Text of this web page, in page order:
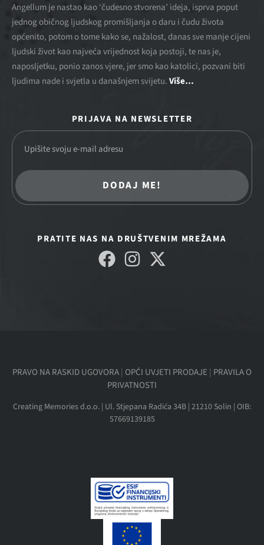
Angellum je nastao kao ‘čudesno stvorena’ ideja, isprva poput
jednog običnog ljudskog promišljanja o daru i čudu života
općenito, potom o tome kako se, nažalost, danas sve manje cijeni
ljudski život kao najveća vrijednost koja postoji, te nas je,
naposljetku, ponio zanos vjere, jer smo kao katolici, pozvani biti
ljudima nade i svjetla u današnjem svijetu.Više…
PRIJAVA NA NEWSLETTER
DODAJ ME!
PRATITE NAS NA DRUŠTVENIM MREŽAMA
PRAVO NA RASKID UGOVORA| OPĆI UVJETI PRODAJE | PRAVILA O
PRIVATNOSTI
Creating Memories d.o.o. | Ul. Stjepana Radića 34B | 21210 Solin | OIB:
57669139185